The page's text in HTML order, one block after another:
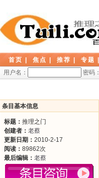
首页 焦点 推荐 专题
用户名：
密码：
条目基本信息
标题： 推理之门
创建者： 老蔡
更新日期： 2010-2-17
阅读： 89862次
最后编辑： 老蔡